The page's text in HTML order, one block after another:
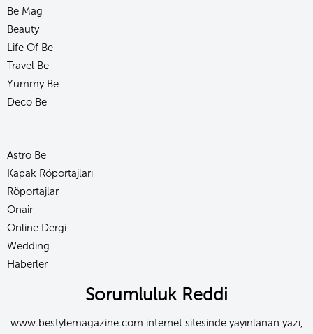
Be Mag
Beauty
Life Of Be
Travel Be
Yummy Be
Deco Be
Astro Be
Kapak Röportajları
Röportajlar
Onair
Online Dergi
Wedding
Haberler
Sorumluluk Reddi
www.bestylemagazine.com internet sitesinde yayınlanan yazı,